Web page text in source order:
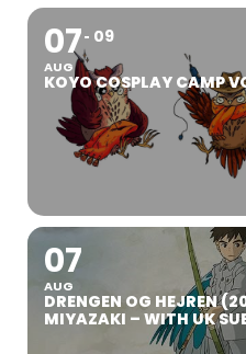
07
AUG
09
KOYO COSPLAY CAMP
07
AUG
DRENGEN OG HEJREN
MIYAZAKI – WITH UK